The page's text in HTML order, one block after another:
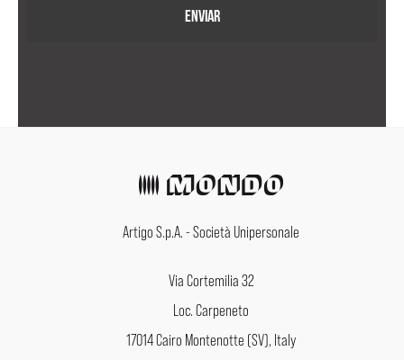
Artigo S.p.A. - Società Unipersonale
Via Cortemilia 32
Loc. Carpeneto
17014 Cairo Montenotte (SV), Italy